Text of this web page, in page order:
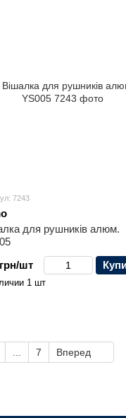
7243
для рушників алюм.
шт
1 шт
7 Вперед